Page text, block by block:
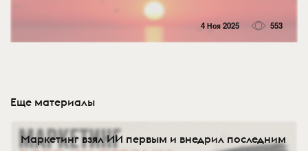
4 Ноя 2025 553
Еще материалы
Маркетинг взял ИИ первым и внедрил последним